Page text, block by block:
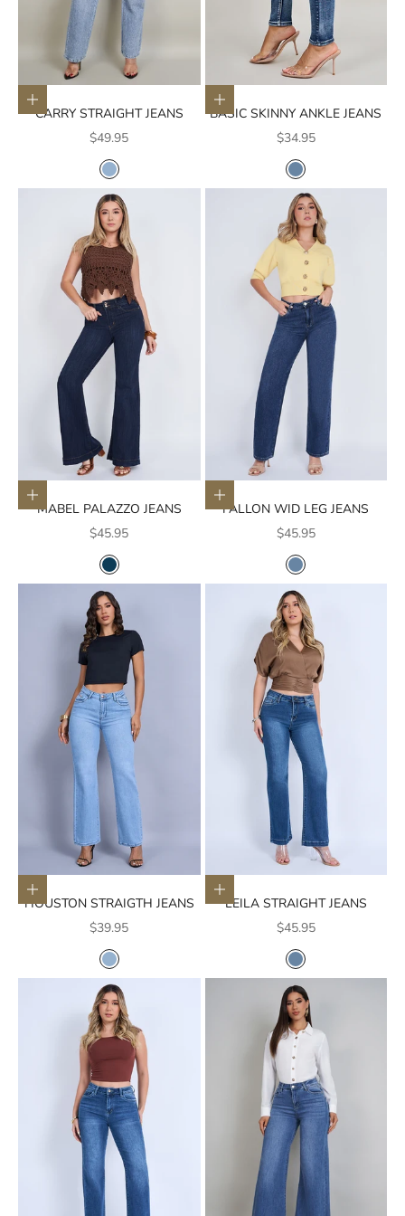
Elige opciones
CARRY STRAIGHT JEANS
Precio de oferta
$49.95
COLOR
AZUL CLARO
Elige opciones
BASIC SKINNY ANKLE JEANS
Precio de oferta
$34.95
COLOR
AZUL MEDIO
Elige opciones
MABEL PALAZZO JEANS
Precio de oferta
$45.95
COLOR
AZUL OSCURO
Elige opciones
FALLON WID LEG JEANS
Precio de oferta
$45.95
COLOR
AZUL MEDIO
Elige opciones
HOUSTON STRAIGTH JEANS
Precio de oferta
$39.95
COLOR
AZUL CLARO
Elige opciones
LEILA STRAIGHT JEANS
Precio de oferta
$45.95
COLOR
AZUL MEDIO